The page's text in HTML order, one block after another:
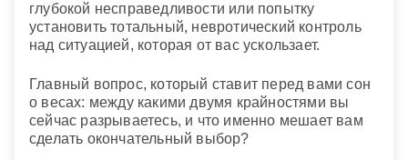
глубокой несправедливости или попытку
установить тотальный, невротический контроль
над ситуацией, которая от вас ускользает.
Главный вопрос, который ставит перед вами сон
о весах: между какими двумя крайностями вы
сейчас разрываетесь, и что именно мешает вам
сделать окончательный выбор?